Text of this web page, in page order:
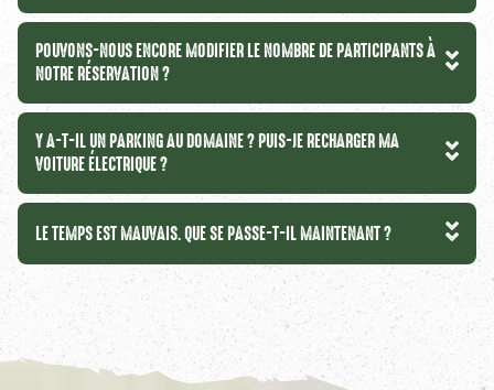
POUVONS-NOUS ENCORE MODIFIER LE NOMBRE DE PARTICIPANTS À
NOTRE RÉSERVATION ?
Y A-T-IL UN PARKING AU DOMAINE ? PUIS-JE RECHARGER MA
VOITURE ÉLECTRIQUE ?
LE TEMPS EST MAUVAIS. QUE SE PASSE-T-IL MAINTENANT ?